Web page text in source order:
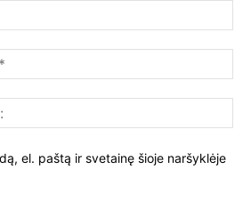
el. paštą ir svetainę šioje naršyklėje